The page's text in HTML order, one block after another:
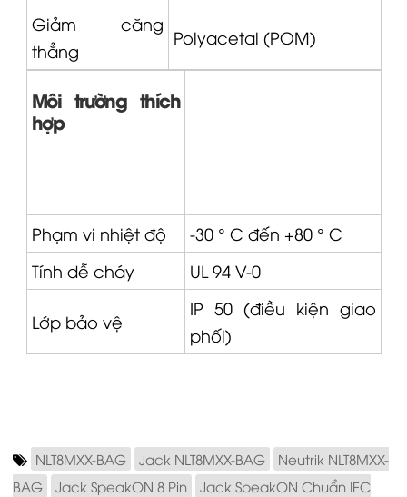
Giảm căng
thẳng
Polyacetal (POM)
Môi trường thích
hợp
Phạm vi nhiệt độ
-30 ° C đến +80 ° C
Tính dễ cháy
UL 94 V-0
Lớp bảo vệ
IP 50 (điều kiện giao
phối)
NLT8MXX-BAG Jack NLT8MXX-BAG
Neutrik NLT8MXX-
BAG
Jack SpeakON 8 Pin
Jack SpeakON Chuẩn IEC